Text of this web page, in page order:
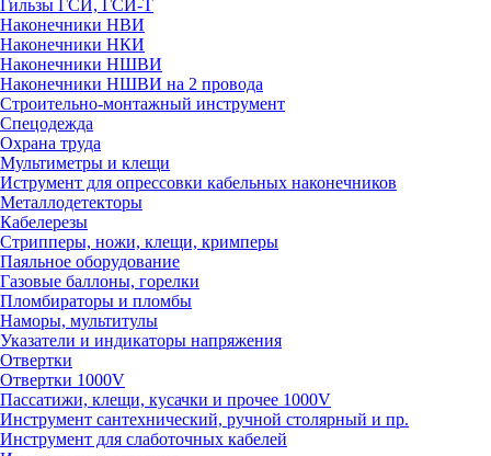
Гильзы ГСИ, ГСИ-Т
Наконечники НВИ
Наконечники НКИ
Наконечники НШВИ
Наконечники НШВИ на 2 провода
Строительно-монтажный инструмент
Спецодежда
Охрана труда
Мультиметры и клещи
Иструмент для опрессовки кабельных наконечников
Металлодетекторы
Кабелерезы
Стрипперы, ножи, клещи, кримперы
Паяльное оборудование
Газовые баллоны, горелки
Пломбираторы и пломбы
Наморы, мультитулы
Указатели и индикаторы напряжения
Отвертки
Отвертки 1000V
Пассатижи, клещи, кусачки и прочее 1000V
Инструмент сантехнический, ручной столярный и пр.
Инструмент для слаботочных кабелей